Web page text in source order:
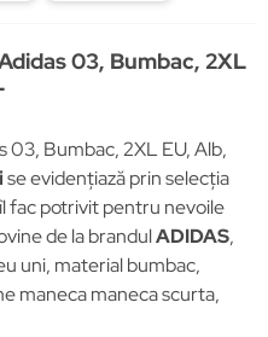
03, Bumbac, 2XL
03, Bumbac, 2XL EU, Alb,
se evidențiază prin selecția
fac potrivit pentru nevoile
de la brandulADIDAS,
uni, material bumbac,
maneca maneca scurta,